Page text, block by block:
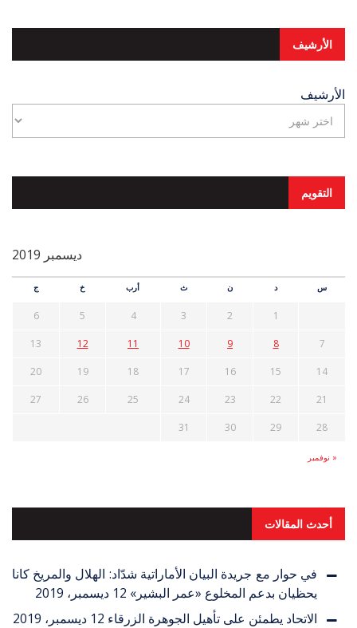
الأرشيف
الأرشيف
التقويم
ديسمبر 2019
س د ن ث أرب خ ج
« نوفمبر
1
2
3
4
5
6
7
8
9
10
11
12
13
14
15
16
17
18
19
20
21
22
23
24
25
26
27
28
29
30
31
أحدث المقالات
في حوار مع جريدة البيان الأماراتية شدّاد: الهلال والمريخ كانا
يحظيان بدعم المخلوع «عمر البشير» 12 ديسمبر، 2019
الاتحاد يطمئن على تأهيل الجوهرة الزرقاء 12 ديسمبر، 2019